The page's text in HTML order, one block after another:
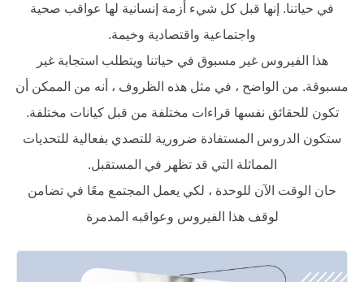
في حياتنا. إنها قبل كل شيء أزمة إنسانية لها عواقب صحية
واجتماعية واقتصادية وخيمة.
هذا الفيروس غير مسبوق في حياتنا ويتطلب استجابة غير
مسبوقة. من الواضح ، في مثل هذه الظروف ، أنه من الممكن أن
تكون للحقائق نفسها قراءات مختلفة من قبل كيانات مختلفة.
ستكون الدروس المستفادة ضرورية للتصدي بفعالية للتحديات
المماثلة التي قد تظهر في المستقبل.
حان الوقت الآن للوحدة ، لكي يعمل المجتمع معًا في تضامن
لوقف هذا الفيروس وعواقبه المدمرة